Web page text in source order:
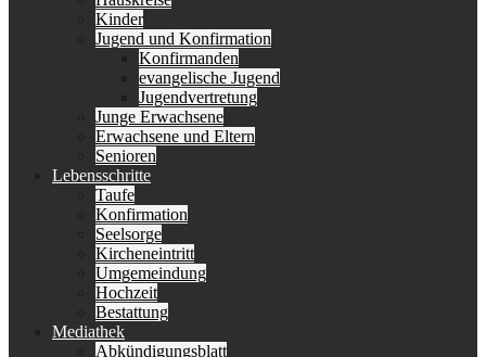
Kinder
Jugend und Konfirmation
Konfirmanden
evangelische Jugend
Jugendvertretung
Junge Erwachsene
Erwachsene und Eltern
Senioren
Lebensschritte
Taufe
Konfirmation
Seelsorge
Kircheneintritt
Umgemeindung
Hochzeit
Bestattung
Mediathek
Abkündigungsblatt